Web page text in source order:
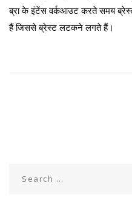
ब्रा के इंटेंस वर्कआउट करते समय
हैं जिससे ब्रेस्ट लटकने लगते हैं।